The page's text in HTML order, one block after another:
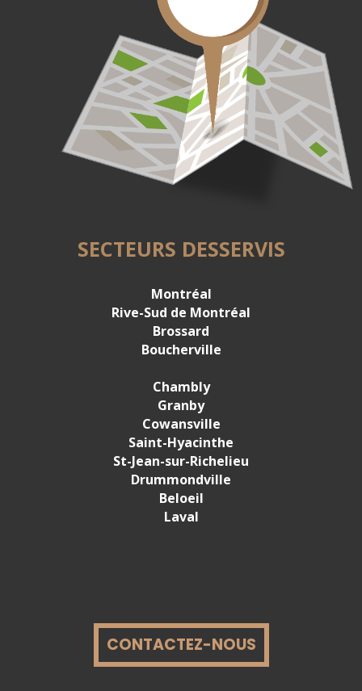
SECTEURS DESSERVIS
Montréal
Rive-Sud de Montréal
Brossard
Boucherville
Chambly
Granby
Cowansville
Saint-Hyacinthe
St-Jean-sur-Richelieu
Drummondville
Beloeil
Laval
CONTACTEZ-NOUS